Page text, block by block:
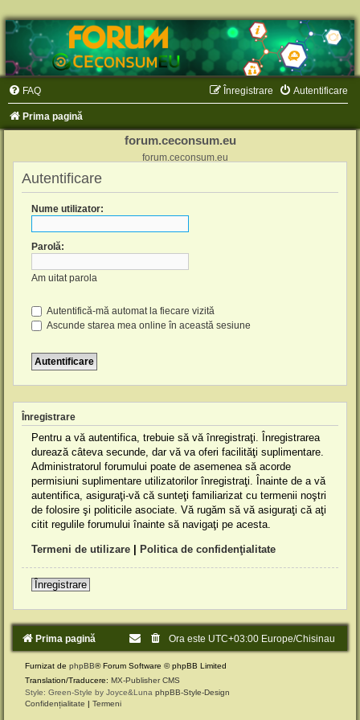
FAQ Autentificare
Înregistrare
Prima pagină
forum.ceconsum.eu
forum.ceconsum.eu
Autentificare
Nume utilizator:
Parolă:
Am uitat parola
Autentifică-mă automat la fiecare vizită
Ascunde starea mea online în această sesiune
Înregistrare
Pentru a vă autentifica, trebuie să vă înregistraţi. Înregistrarea
durează câteva secunde, dar vă va oferi facilităţi suplimentare.
Administratorul forumului poate de asemenea să acorde
permisiuni suplimentare utilizatorilor înregistraţi. Înainte de a vă
autentifica, asiguraţi-vă că sunteţi familiarizat cu termenii noştri
de folosire şi politicile asociate. Vă rugăm să vă asiguraţi că aţi
citit regulile forumului înainte să navigaţi pe acesta.
Termeni de utilizare Politica de confidenţialitate
Înregistrare
Prima pagină Ora este UTC+03:00 Europe/Chisinau
Furnizat de phpBB® Forum Software © phpBB Limited
Translation/Traducere: MX-Publisher CMS
Style: Green-Style by Joyce&Luna phpBB-Style-Design
Confidențialitate | Termeni